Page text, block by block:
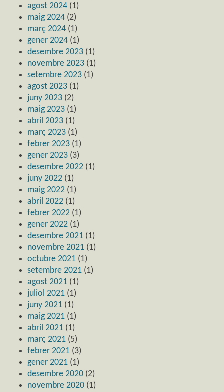
agost 2024 (1)
maig 2024 (2)
març 2024 (1)
gener 2024 (1)
desembre 2023 (1)
novembre 2023 (1)
setembre 2023 (1)
agost 2023 (1)
juny 2023 (2)
maig 2023 (1)
abril 2023 (1)
març 2023 (1)
febrer 2023 (1)
gener 2023 (3)
desembre 2022 (1)
juny 2022 (1)
maig 2022 (1)
abril 2022 (1)
febrer 2022 (1)
gener 2022 (1)
desembre 2021 (1)
novembre 2021 (1)
octubre 2021 (1)
setembre 2021 (1)
agost 2021 (1)
juliol 2021 (1)
juny 2021 (1)
maig 2021 (1)
abril 2021 (1)
març 2021 (5)
febrer 2021 (3)
gener 2021 (1)
desembre 2020 (2)
novembre 2020 (1)